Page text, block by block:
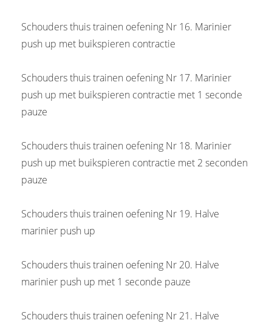
Schouders thuis trainen oefening Nr 16. Marinier
push up met buikspieren contractie
Schouders thuis trainen oefening Nr 17. Marinier
push up met buikspieren contractie met 1 seconde
pauze
Schouders thuis trainen oefening Nr 18. Marinier
push up met buikspieren contractie met 2 seconden
pauze
Schouders thuis trainen oefening Nr 19. Halve
marinier push up
Schouders thuis trainen oefening Nr 20. Halve
marinier push up met 1 seconde pauze
Schouders thuis trainen oefening Nr 21. Halve